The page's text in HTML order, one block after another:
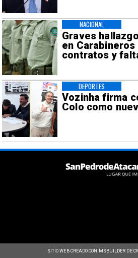
Graves
en
contratos y
NACIONAL
Vozinha firma
Colo como
DEPORTES
SITIO WEB CREADO CON MSBUILDER DE